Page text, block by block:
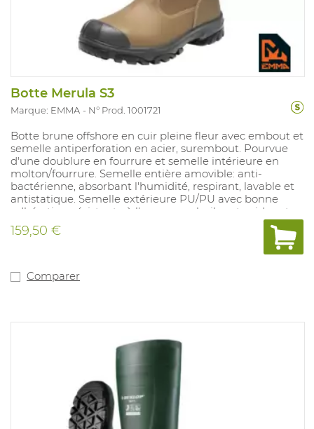
Botte Merula S3
Marque: EMMA N° Prod. 1001721
Botte brune offshore en cuir pleine fleur avec embout et
semelle antiperforation en acier, surembout. Pourvue
d'une doublure en fourrure et semelle intérieure en
molton/fourrure. Semelle entière amovible: anti-
bactérienne, absorbant l'humidité, respirant, lavable et
antistatique. Semelle extérieure PU/PU avec bonne
adhération, résistante à l'usure, aux huiles et acides et
aux chocs. Tailles: 37-49.
159,50 €
Comparer